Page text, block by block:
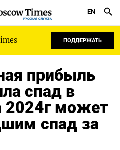
РУССКАЯ СЛУЖБА
EN
ПОДДЕРЖАТЬ
прибыль
спад в
2024г может
спад за